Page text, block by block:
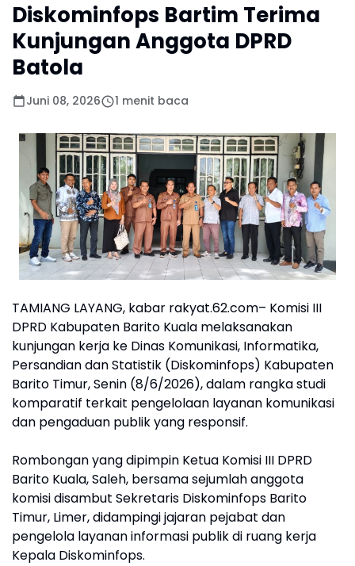
Diskominfops Bartim Terima
Kunjungan Anggota DPRD
Batola
Juni 08, 2026 1 menit baca
TAMIANG LAYANG, kabar rakyat.62.com– Komisi III
DPRD Kabupaten Barito Kuala melaksanakan
kunjungan kerja ke Dinas Komunikasi, Informatika,
Persandian dan Statistik (Diskominfops) Kabupaten
Barito Timur, Senin (8/6/2026), dalam rangka studi
komparatif terkait pengelolaan layanan komunikasi
dan pengaduan publik yang responsif.
Rombongan yang dipimpin Ketua Komisi III DPRD
Barito Kuala, Saleh, bersama sejumlah anggota
komisi disambut Sekretaris Diskominfops Barito
Timur, Limer, didampingi jajaran pejabat dan
pengelola layanan informasi publik di ruang kerja
Kepala Diskominfops.